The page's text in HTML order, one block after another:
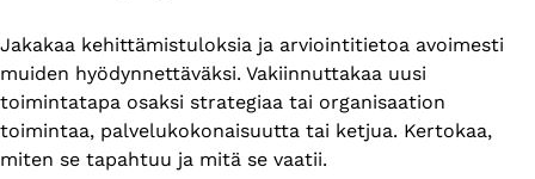
Jakakaa kehittämistuloksia ja arviointitietoa avoimesti
muiden hyödynnettäväksi. Vakiinnuttakaa uusi
toimintatapa osaksi strategiaa tai organisaation
toimintaa, palvelukokonaisuutta tai ketjua. Kertokaa,
miten se tapahtuu ja mitä se vaatii.